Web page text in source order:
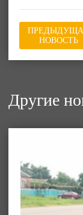
НОВОСТЬ
Другие